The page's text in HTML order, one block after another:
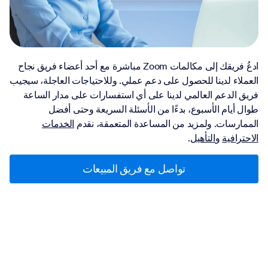
ادعُ فريقك إلى مكالمات Zoom مباشرة مع أحد أعضاء فريق نجاح
العملاء لدينا للحصول على دعم عملي. وللاحتياجات العاجلة، سيجيب
فريق الدعم العالمي لدينا على أي استفسارات على مدار الساعة
طوال أيام الأسبوع، بدءًا من الأسئلة السريعة وحتى أفضل
الممارسات. ولمزيد من المساعدة المتعمقة، نقدم الخدمات
الاحترافية والتأهيل.
تواصل مع فريق المبيعات